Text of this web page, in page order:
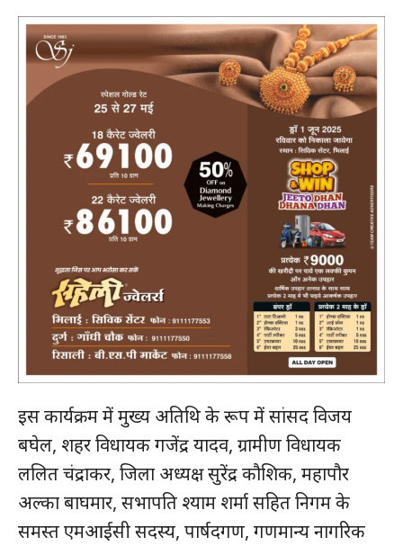
इस कार्यक्रम में मुख्य अतिथि के रूप में सांसद विजय
बघेल, शहर विधायक गजेंद्र यादव, ग्रामीण विधायक
ललित चंद्राकर, जिला अध्यक्ष सुरेंद्र कौशिक, महापौर
अल्का बाघमार, सभापति श्याम शर्मा सहित निगम के
समस्त एमआईसी सदस्य, पार्षदगण, गणमान्य नागरिक